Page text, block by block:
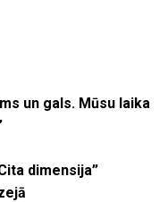
un gals. Mūsu laika
dimensija”